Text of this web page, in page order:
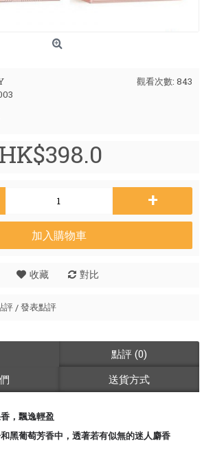
觀看次數: 843
HK$398.0
+
加入購物車
收藏 對比
評/發表點評
點評 (0)
送貨方式
，飄逸輕盈
黑葡萄芳香中，透著若有似無的迷人麝香